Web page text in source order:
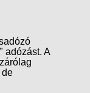
adózást. A
de